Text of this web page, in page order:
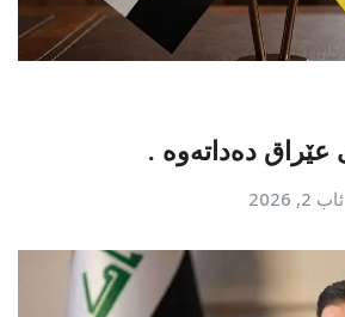
عێراق دەداتەوە .
ئاب 2, 2026